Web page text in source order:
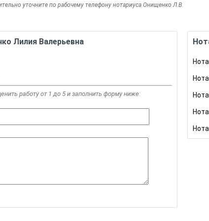
уточните по рабочему телефону нотариуса Онищенко Л.В.
Лилия Валерьевна
работу от 1 до 5 и заполнить форму ниже: